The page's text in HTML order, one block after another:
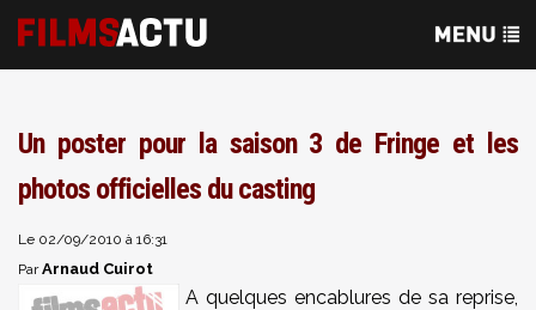
Un poster pour la saison 3 de Fringe et les
photos officielles du casting
Le 02/09/2010 à 16:31
ParArnaud Cuirot
A quelques encablures de sa reprise,